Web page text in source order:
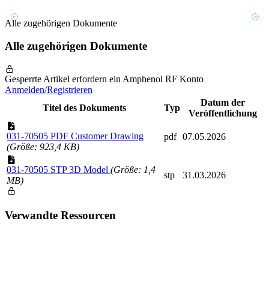
Alle zugehörigen Dokumente
Alle zugehörigen Dokumente
Gesperrte Artikel erfordern ein Amphenol RF Konto
Anmelden/Registrieren
Titel des Dokuments
Typ
Datum der
Veröffentlichung
031-70505 PDF Customer Drawing
(Größe: 923,4 KB)
pdf 07.05.2026
031-70505 STP 3D Model (Größe: 1,4
MB)
stp 31.03.2026
Verwandte Ressourcen